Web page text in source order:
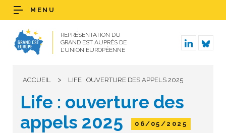
REPRÉSENTATION DU
GRAND EST AUPRÈS DE
L’UNION EUROPÉENNE
MENU
ACCUEIL > LIFE : OUVERTURE DES APPELS 2025
Life : ouverture des
appels 2025
06/05/2025